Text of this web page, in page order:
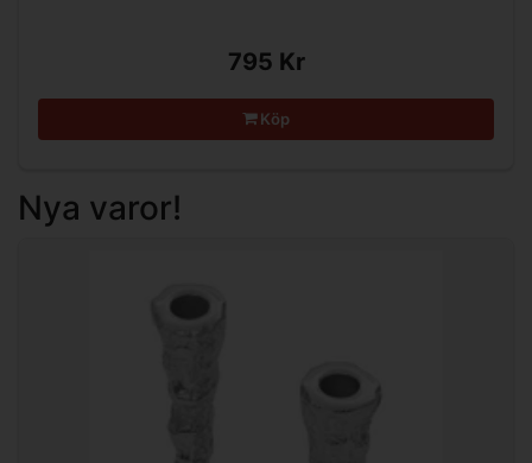
795 Kr
Köp
Nya varor!